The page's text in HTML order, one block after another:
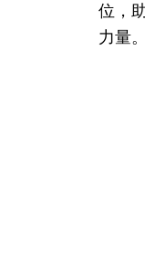
位，
力量。